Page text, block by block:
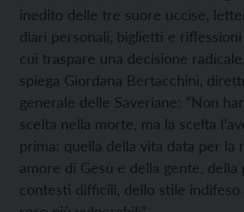
inedito delle tre suore uccise,
diari personali, biglietti e riflessioni
cui traspare una decisione
spiega Giordana Bertacchini,
generale delle Saveriane: “Non
scelta nella morte, ma la scelta
prima: quella della vita data per la
amore di Gesù e della gente, della
contesti difficili, dello stile indifeso